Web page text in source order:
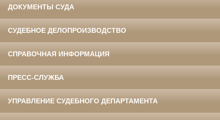
ДОКУМЕНТЫ СУДА
СУДЕБНОЕ ДЕЛОПРОИЗВОДСТВО
СПРАВОЧНАЯ ИНФОРМАЦИЯ
ПРЕСС-СЛУЖБА
УПРАВЛЕНИЕ СУДЕБНОГО ДЕПАРТАМЕНТА